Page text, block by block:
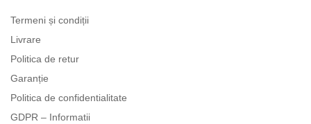
Termeni și condiții
Livrare
Politica de retur
Garanție
Politica de confidentialitate
GDPR – Informatii